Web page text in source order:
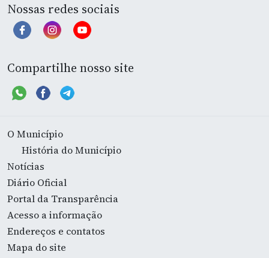
Nossas redes sociais
Compartilhe nosso site
O Município
História do Município
Notícias
Diário Oficial
Portal da Transparência
Acesso a informação
Endereços e contatos
Mapa do site